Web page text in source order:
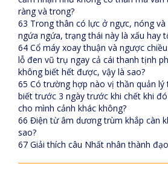
ràng và trong?
63 Trong thân có lực ở ngực, nóng
ngứa ngứa, trạng thái này là xấu hay
64 Cổ máy xoay thuận và ngược
lỗ đen vũ trụ ngay cả cái thanh tịnh
không biết hết được, vậy là sao?
65 Có trường hợp nào vị thần quản lý
biết trước 3 ngày trước khi chết khi
cho mình cảnh khác không?
66 Điện từ âm dương trùm khắp càn
sao?
67 Giải thích câu Nhất nhân thành